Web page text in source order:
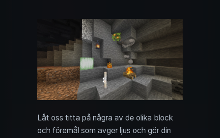
Låt oss titta på några av de olika block
och föremål som avger ljus och gör din